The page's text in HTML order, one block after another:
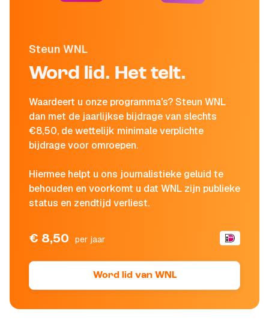
Steun WNL
Word lid. Het telt.
Waardeert u onze programma's? Steun WNL
dan met de jaarlijkse bijdrage van slechts
€8,50, de wettelijk minimale verplichte
bijdrage voor omroepen.
Hiermee helpt u ons journalistieke geluid te
behouden en voorkomt u dat WNL zijn publieke
status en zendtijd verliest.
€ 8,50 per jaar
Word lid van WNL